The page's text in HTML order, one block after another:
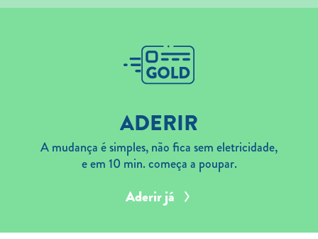
ADERIR
A mudança é simples, não fica sem eletricidade,
e em 10 min. começa a poupar.
Aderir já